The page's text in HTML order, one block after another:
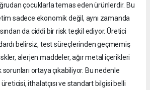
çocuklarla temas eden ürünlerdir. Bu
sadece ekonomik değil, aynı zamanda
da ciddi bir risk teşkil ediyor. Üretici
belirsiz, test süreçlerinden geçmemiş
alerjen maddeler, ağır metal içerikleri
ortaya çıkabiliyor. Bu nedenle
ithalatçısı ve standart bilgisi belli